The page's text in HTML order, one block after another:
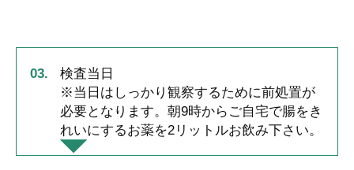
検査当日
※当日はしっかり観察するために前処置が
必要となります。朝9時からご自宅で腸をき
れいにするお薬を2リットルお飲み下さい。